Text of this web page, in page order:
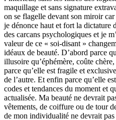
maquillage et sans signature
on se flagelle devant son miroir
je dénonce haut et fort la dictature
des carcans psychologiques et je
valeur de ce « soi-disant »
idéaux de beauté. D’abord parce
illusoire qu’éphémère, coûte
parce qu’elle est fragile et
de l’autre. Et enfin parce qu’elle
codes et tendances du moment et
actualisée. Ma beauté ne devrait
vêtements, de coiffure ou de tour
de mon individualité ne devrait